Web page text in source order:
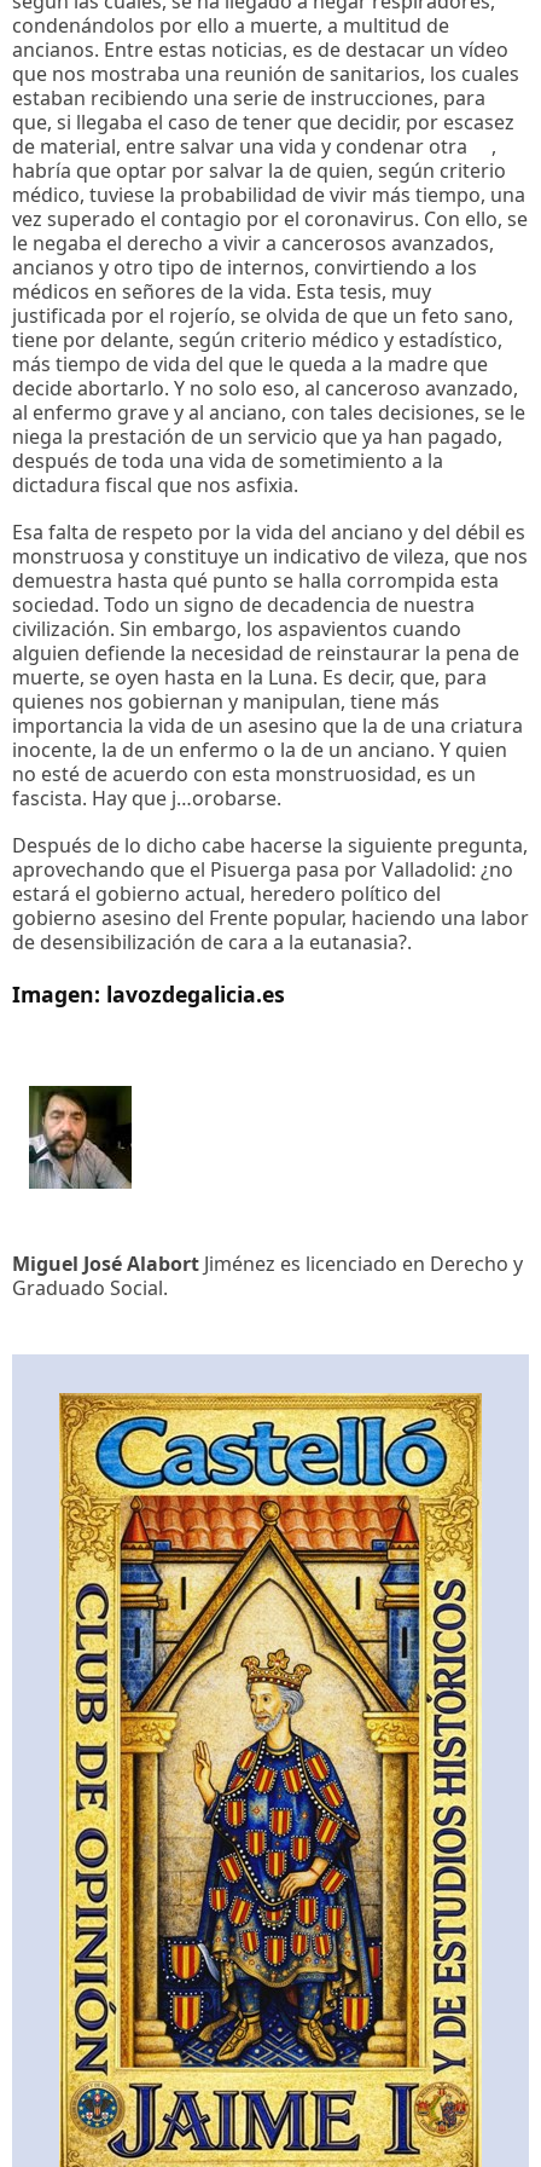
condenándolos por ello a muerte, a multitud de
ancianos. Entre estas noticias, es de destacar un vídeo
que nos mostraba una reunión de sanitarios, los cuales
estaban recibiendo una serie de instrucciones, para
que, si llegaba el caso de tener que decidir, por escasez
de material, entre salvar una vida y condenar otra ,
habría que optar por salvar la de quien, según criterio
médico, tuviese la probabilidad de vivir más tiempo, una
vez superado el contagio por el coronavirus. Con ello, se
le negaba el derecho a vivir a cancerosos avanzados,
ancianos y otro tipo de internos, convirtiendo a los
médicos en señores de la vida. Esta tesis, muy
justificada por el rojerío, se olvida de que un feto sano,
tiene por delante, según criterio médico y estadístico,
más tiempo de vida del que le queda a la madre que
decide abortarlo. Y no solo eso, al canceroso avanzado,
al enfermo grave y al anciano, con tales decisiones, se le
niega la prestación de un servicio que ya han pagado,
después de toda una vida de sometimiento a la
dictadura fiscal que nos asfixia.
Esa falta de respeto por la vida del anciano y del débil es
monstruosa y constituye un indicativo de vileza, que nos
demuestra hasta qué punto se halla corrompida esta
sociedad. Todo un signo de decadencia de nuestra
civilización. Sin embargo, los aspavientos cuando
alguien defiende la necesidad de reinstaurar la pena de
muerte, se oyen hasta en la Luna. Es decir, que, para
quienes nos gobiernan y manipulan, tiene más
importancia la vida de un asesino que la de una criatura
inocente, la de un enfermo o la de un anciano. Y quien
no esté de acuerdo con esta monstruosidad, es un
fascista. Hay que j…orobarse.
Después de lo dicho cabe hacerse la siguiente pregunta,
aprovechando que el Pisuerga pasa por Valladolid: ¿no
estará el gobierno actual, heredero político del
gobierno asesino del Frente popular, haciendo una labor
de desensibilización de cara a la eutanasia?.
Imagen: lavozdegalicia.es
Miguel José Alabort Jiménez es licenciado en Derecho y
Graduado Social.